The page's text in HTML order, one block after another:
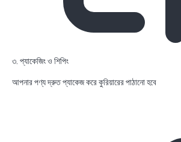
৩. প্যাকেজিং ও শিপিং
আপনার পণ্য দ্রুত প্যাকেজ করে কুরিয়ারের পাঠানো হবে